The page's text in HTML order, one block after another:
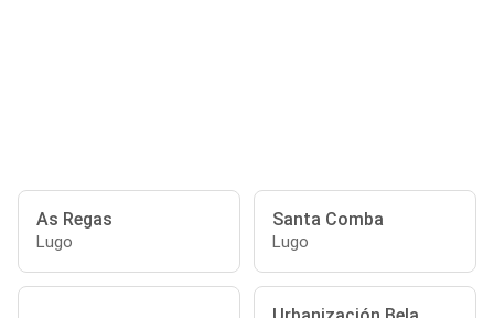
As Regas
Lugo
Santa Comba
Lugo